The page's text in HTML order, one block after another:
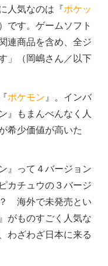
人気なのは『ポケッ
です。ゲームソフト
連商品を含め、全ジ
」（岡嶋さん／以下
ポケモン 』。インバ
』もまんべんなく人
希少価値が高いた
』って４バージョン
カチュウの３バージ
海外で未発売とい
がものすごく人気な
わざわざ日本に来る